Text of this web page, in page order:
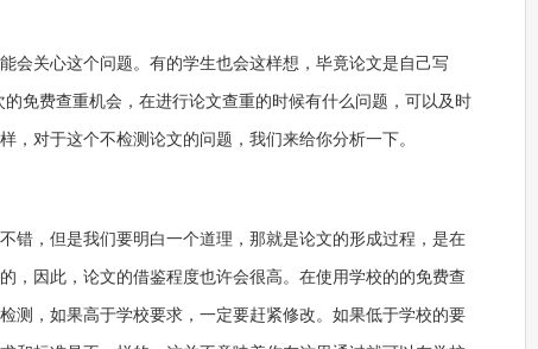
会关心这个问题。有的学生也会这样想，毕竟论文是自己写
免费查重机会，在进行论文查重的时候有什么问题，可以及时
，对于这个不检测论文的问题，我们来给你分析一下。
错，但是我们要明白一个道理，那就是论文的形成过程，是在
，因此，论文的借鉴程度也许会很高。在使用学校的的免费查
测，如果高于学校要求，一定要赶紧修改。如果低于学校的要